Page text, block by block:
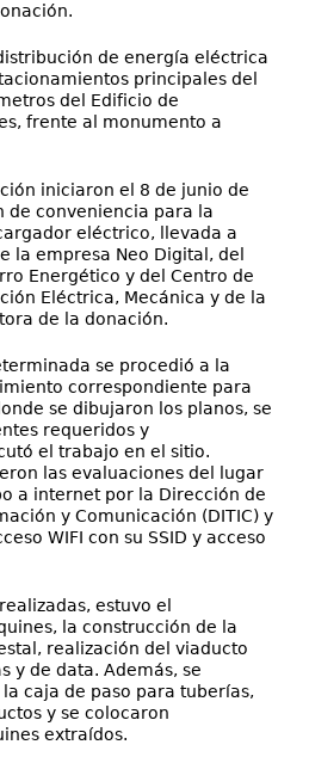
de energía eléctrica
principales del
del Edificio de
frente al monumento a
iniciaron el 8 de junio de
de conveniencia para la
eléctrico, llevada a
la empresa Neo Digital, del
Energético y del Centro de
Eléctrica, Mecánica y de la
de la donación.
se procedió a la
correspondiente para
se dibujaron los planos, se
requeridos y
el trabajo en el sitio.
las evaluaciones del lugar
a internet por la Dirección de
y Comunicación (DITIC) y
WIFI con su SSID y acceso
estuvo el
la construcción de la
realización del viaducto
y de data. Además, se
caja de paso para tuberías,
y se colocaron
extraídos.